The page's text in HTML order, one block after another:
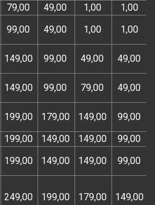
79,00 49,00 1,00
1,00
99,00 49,00 1,00 1,00
149,00 99,00 49,00 49,00
149,00 99,00 79,00 49,00
199,00 179,00 149,00 99,00
199,00 149,00 149,00 99,00
199,00 149,00 149,00 99,00
249,00 199,00 179,00 149,00